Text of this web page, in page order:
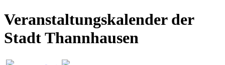
Veranstaltungskalender der
Stadt Thannhausen